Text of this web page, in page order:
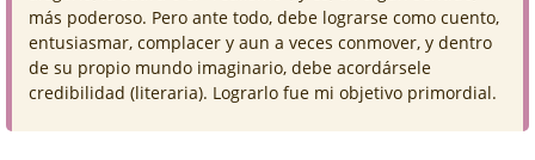
más poderoso. Pero ante todo, debe lograrse como cuento,
entusiasmar, complacer y aun a veces conmover, y dentro
de su propio mundo imaginario, debe acordársele
credibilidad (literaria). Lograrlo fue mi objetivo primordial.